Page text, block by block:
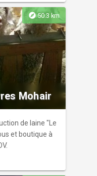
explore50.3 km
Mohair
de laine "Le
et boutique à